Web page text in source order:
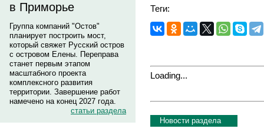
в Приморье
Группа компаний "Остов"
планирует построить мост,
который свяжет Русский остров
с островом Елены. Переправа
станет первым этапом
масштабного проекта
комплексного развития
территории. Завершение работ
намечено на конец 2027 года.
статьи раздела
Теги:
Loading...
Новости раздела